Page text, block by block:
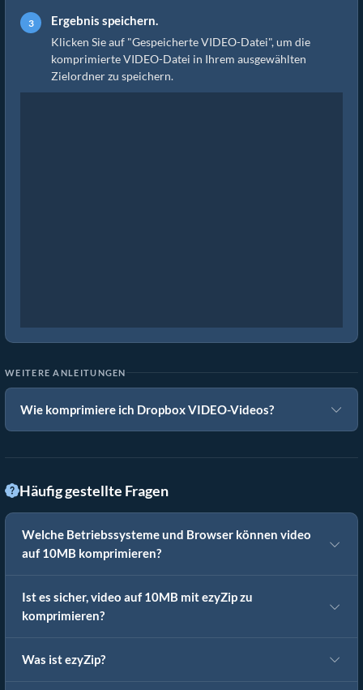
Ergebnis speichern.
Klicken Sie auf "Gespeicherte VIDEO-Datei", um die
komprimierte VIDEO-Datei in Ihrem ausgewählten
Zielordner zu speichern.
WEITERE ANLEITUNGEN
Wie komprimiere ich Dropbox VIDEO-Videos?
Häufig gestellte Fragen
Welche Betriebssysteme und Browser können video
auf 10MB komprimieren?
Ist es sicher, video auf 10MB mit ezyZip zu
komprimieren?
Was ist ezyZip?